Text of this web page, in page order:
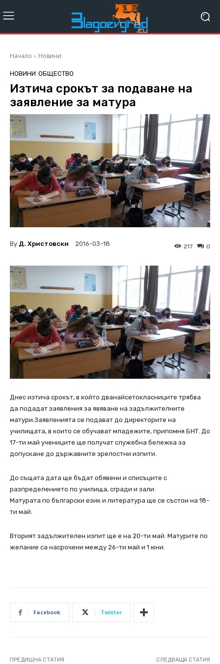
Начало Новини
НОВИНИ ОБЩЕСТВО
Изтича срокът за подаване на
заявление за матура
By Д. Христовски 2016-03-18 0
217
Днес изтича срокът, в който дванайсетокласниците трябва
да подадат заявления за явяване на задължителните
матури.Заявленията се подават до директорите на
училищата, в които се обучават младежите, припомня БНТ. До
17-ти май учениците ще получат служебна бележка за
допускане до държавните зрелостни изпити.
До същата дата ще бъдат обявени и списъците с
разпределението по училища, сгради и зали.
Матурата по български език и литература ще се състои на 18-
ти май.
Вторият задължителен изпит ще е на 20-ти май. Матурите по
желание са насрочени между 26-ти май и 1 юни.
Facebook Twitter
ПРЕДИШНА СТАТИЯ СЛЕДВАЩА СТАТИЯ